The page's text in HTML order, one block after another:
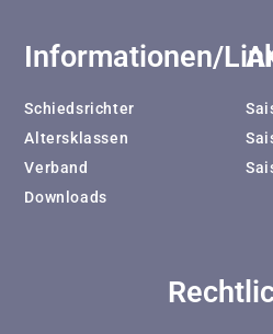
Informationen/
Schiedsrichter
Altersklassen
Verband
Downloads